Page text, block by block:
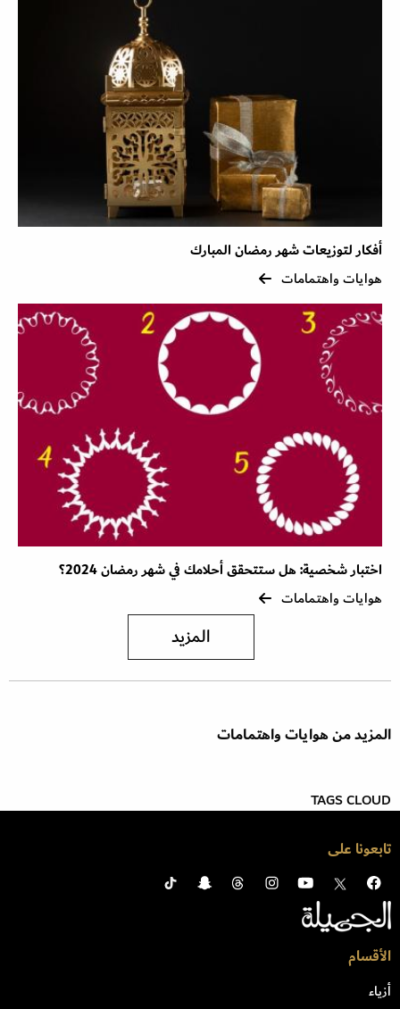
أفكار لتوزيعات شهر رمضان المبارك
هوايات واهتمامات
اختبار شخصية: هل ستتحقق أحلامك في شهر رمضان 2024؟
هوايات واهتمامات
المزيد
المزيد من هوايات واهتمامات
TAGS CLOUD
تابعونا على
الأقسام
أزياء